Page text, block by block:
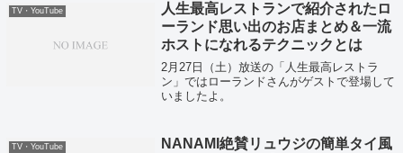
TV・YouTube
人生最高レストランで紹介されたロ
ーランド思い出のお店まとめ＆一流
ホストになれるテクニックとは
2月27日（土）放送の「人生最高レストラ
ン」ではローランドさんがゲストで登場して
いましたよ。
TV・YouTube
NANAMI絶賛リュウジの簡単タイ風